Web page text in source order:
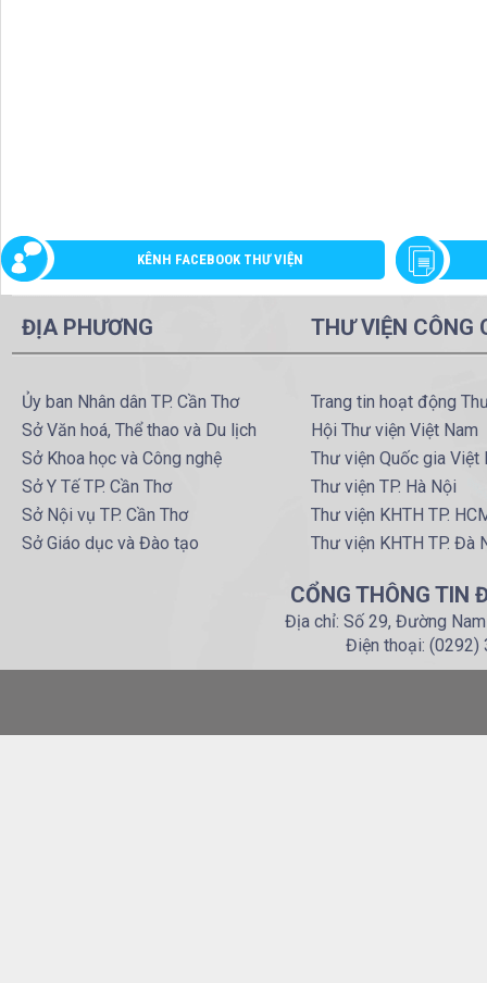
KÊNH FACEBOOK THƯ VIỆN
ĐỊA PHƯƠNG
Ủy ban Nhân dân TP. Cần Thơ
Sở Văn hoá, Thể thao và Du lịch
Sở Khoa học và Công nghệ
Sở Y Tế TP. Cần Thơ
Sở Nội vụ TP. Cần Thơ
Sở Giáo dục và Đào tạo
THƯ VIỆN CÔNG
Trang tin hoạt động
Hội Thư viện Việt Nam
Thư viện Quốc gia Việt
Thư viện TP. Hà Nội
Thư viện KHTH TP.
Thư viện KHTH TP. Đà
CỔNG THÔNG TIN
Địa chỉ: Số 29, Đường
Điện thoại: (0292)